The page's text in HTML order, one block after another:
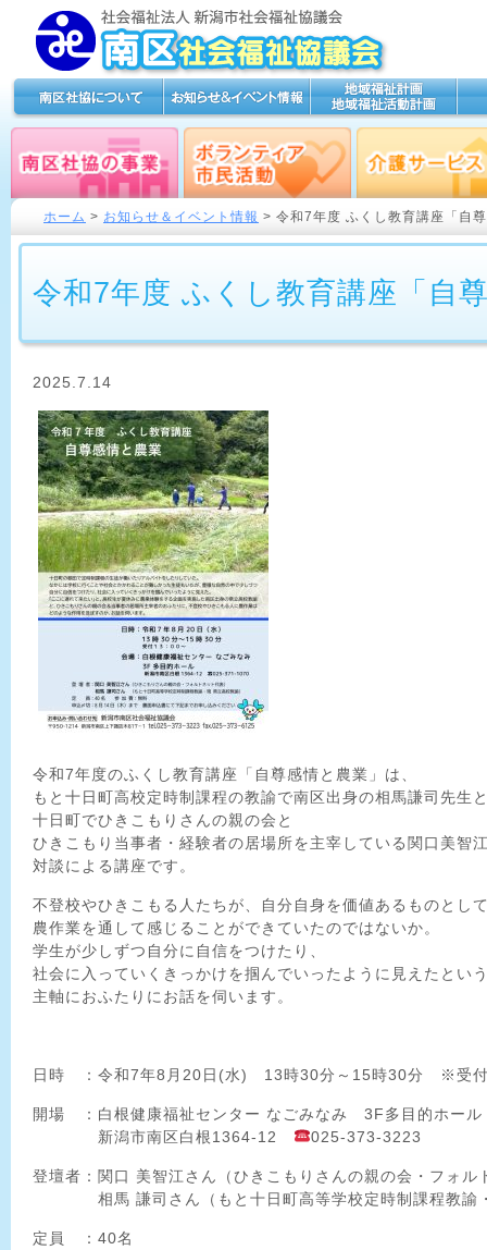
ホーム > お知らせ＆イベント情報 > 令和7年度 ふくし教育講座「自
令和7年度 ふくし教育講座「自
2025.7.14
令和7年度のふくし教育講座「自尊感情と農業」は、
もと十日町高校定時制課程の教諭で南区出身の相馬謙司先生
十日町でひきこもりさんの親の会と
ひきこもり当事者・経験者の居場所を主宰している関口美智
対談による講座です。
不登校やひきこもる人たちが、自分自身を価値あるものとし
農作業を通して感じることができていたのではないか。
学生が少しずつ自分に自信をつけたり、
社会に入っていくきっかけを掴んでいったように見えたとい
主軸におふたりにお話を伺います。
日時 ：令和7年8月20日(水) 13時30分～15時30分 ※受
開場 ：白根健康福祉センター なごみなみ 3F多目的ホール
新潟市南区白根1364-12
025-373-3223
登壇者：関口 美智江さん（ひきこもりさんの親の会・フォル
相馬 謙司さん（もと十日町高等学校定時制課程教諭・
定員 ：40名